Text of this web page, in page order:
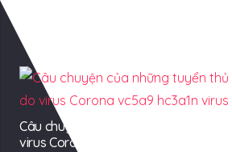
Câu chuyện của những tuyển thủ
virus Corona